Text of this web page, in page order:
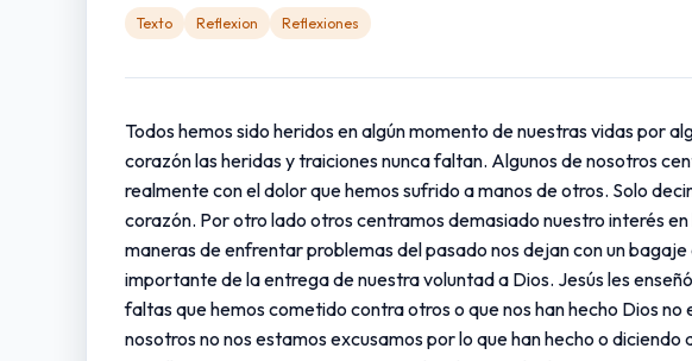
Texto Reflexion Reflexiones
Todos hemos sido heridos en algún momento de nuestras vidas por
corazón las heridas y traiciones nunca faltan. Algunos de nosotros
realmente con el dolor que hemos sufrido a manos de otros. Solo
corazón. Por otro lado otros centramos demasiado nuestro interés
maneras de enfrentar problemas del pasado nos dejan con un
importante de la entrega de nuestra voluntad a Dios. Jesús les
faltas que hemos cometido contra otros o que nos han hecho Dios
nosotros no nos estamos excusamos por lo que han hecho o